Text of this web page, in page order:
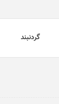
گردنبند